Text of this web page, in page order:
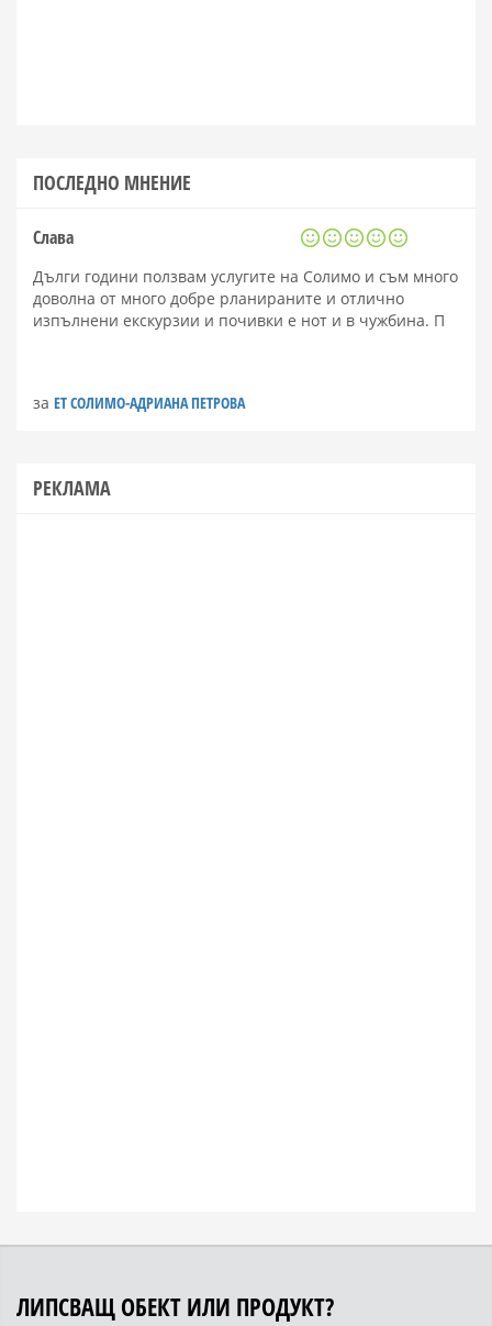
ПОСЛЕДНО МНЕНИЕ
Слава
Дълги години ползвам услугите на Солимо и съм много
доволна от много добре рланираните и отлично
изпълнени екскурзии и почивки е нот и в чужбина. П
за ЕТ СОЛИМО-АДРИАНА ПЕТРОВА
РЕКЛАМА
ЛИПСВАЩ ОБЕКТ ИЛИ ПРОДУКТ?